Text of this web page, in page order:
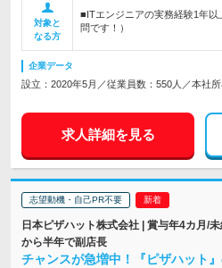
対象と
なる方
■ITエンジニアの実務経験1年
問です！）
企業データ
設立：2020年5月／従業員数：550人／本社
求人詳細を見る
志望動機・自己PR不要
日本ピザハット株式会社 | 賞与年4カ月/
から半年で副店長
チャンスが急増中！『ピザハット